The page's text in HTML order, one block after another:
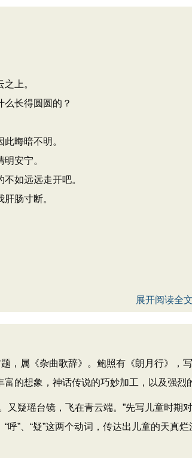
上。
么长得圆圆的？
晦暗不明。
安宁。
如远远走开吧。
肠寸断。
展开阅读全文
属《杂曲歌辞》。鲍照有《朗月行》，
的想象，神话传说的巧妙加工，以及强烈
瑶台镜，飞在青云端。”先写儿童时期
呼”、“疑”这两个动词，传达出儿童的天真